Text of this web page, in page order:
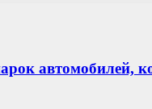
автомобилей,